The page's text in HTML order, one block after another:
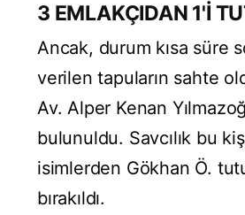
3 EMLAKÇIDAN 1'İ
Ancak, durum kısa süre
verilen tapuların sahte
Av. Alper Kenan
bulunuldu. Savcılık bu
isimlerden Gökhan Ö.
bırakıldı.